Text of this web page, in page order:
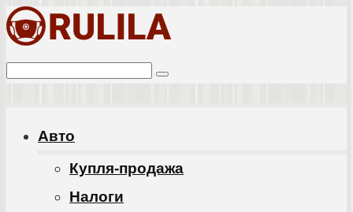
Перейти
контенту
Поиск:
Авто
Купля-продажа
Налоги